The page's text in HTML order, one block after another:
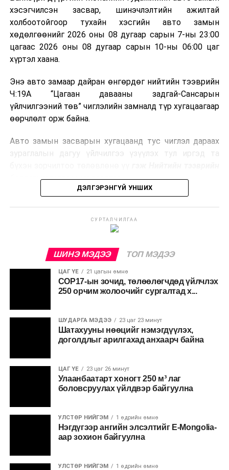
үлдэх үнснээс фосфор зэрэг ашигт эрдсийг сэргээн
авах боломжтой аж.
Япон, Герман, Швейцар, Нидерланд, Өмнөд Солонгос
зэрэг улс лаг хатаах, шатаах технологийг ашиглаж
байна. Тухайлбал, Германд лаг шатаах үйлдвэрээс
ашигладаг бол Нидерландад төвлөрсөн лаг
боловсруулах үйлдвэрүүдээр дулаан, цахилгаан
эрчим хүч үйлдвэрлэдэг.
эзлэхүүнийг бууруулахын зэрэгцээ эрчим хүч
хэсэгчилсэн засвар, шинэчлэлтийн ажилтай
холбоотойгоор тухайн хэсгийн авто замын
хөдөлгөөнийг 2026 оны 08 дугаар сарын 7-ны 23:00
цагаас 2026 оны 08 дугаар сарын 10-ны 06:00 цаг
хүртэл хаана.
Энэ авто замаар дайран өнгөрдөг нийтийн тээврийн
Ч:19А “Цагаан давааны задгай-Сансарын
үйлчилгээний төв” чиглэлийн замналд түр хугацаагаар
өөрчлөлт орж байна.
Авто замын засварын хугацаанд тус чиглэл дараах
зураглалын дагуу үйлчилгээ үзүүлэх тул иргэд та
бодлогын газраас мэдээллээ.
ДЭЛГЭРЭНГҮЙ УНШИХ
СУРТАЛЧИЛГАА
ШИНЭ МЭДЭЭ ТОП МЭДЭЭ
ЦАГ ҮЕ 21 цагын өмнө
COP17-ын зочид, төлөөлөгчдөд үйлчлэх
250 орчим жолоочийг сургалтад х...
ШУДАРГА МЭДЭЭ 23 цаг 23 минут
Шатахууны нөөцийг нэмэгдүүлэх,
доголдлыг арилгахад анхаарч байна
ЦАГ ҮЕ 23 цаг 26 минут
Улаанбаатарт хоногт 250 м³ лаг
боловсруулах үйлдвэр байгуулна
УЛСТӨР НИЙГЭМ 1 өдрийн өмнө
Нэгдүгээр ангийн элсэлтийг E-Mongolia-
аар зохион байгуулна
УЛСТӨР НИЙГЭМ 1 өдрийн өмнө